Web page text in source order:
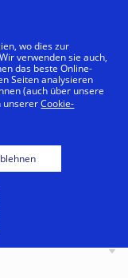
wo dies zur
verwenden sie auch,
das beste Online-
Seiten analysieren
(auch über unsere
unsererCookie-